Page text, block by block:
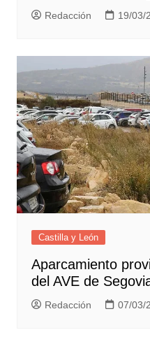
Redacción 19/03/
Castilla y León
Aparcamiento
del AVE de
Redacción 07/03/